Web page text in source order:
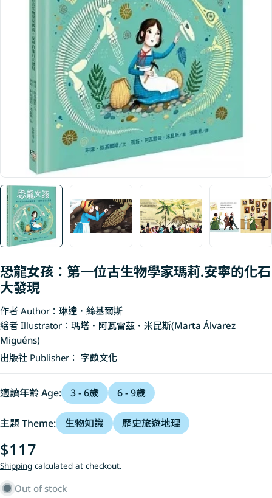
Open media 0 in modal
恐龍女孩：第一位古生物學家瑪莉.安寧的化石
大發現
作者 Author： 琳達．絲基爾斯
繪者 Illustrator： 瑪塔．阿瓦雷茲．米昆斯(Marta Álvarez
Miguéns)
出版社 Publisher： 字畝文化
適讀年齡 Age: 3 - 6歲 6 - 9歲
主題 Theme: 生物知識 歷史旅遊地理
Regular
price
$117
Shipping calculated at checkout.
Out of stock